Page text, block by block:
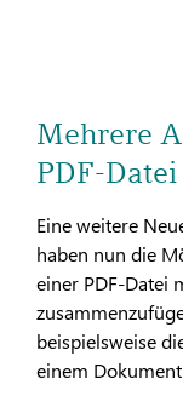
Mehrere
PDF-Datei
Eine weitere
haben nun die
einer PDF-Datei
beispielsweise
einem